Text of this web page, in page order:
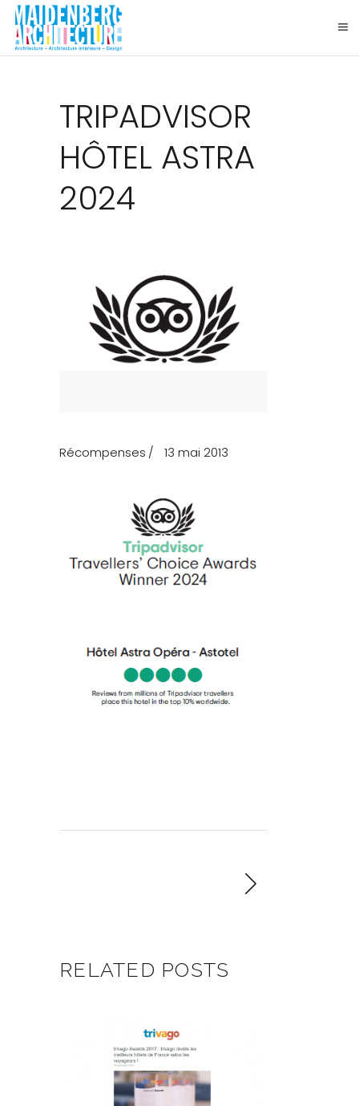
TRIPADVISOR
HÔTEL ASTRA
2024
Récompenses 13 mai 2013
RELATED POSTS